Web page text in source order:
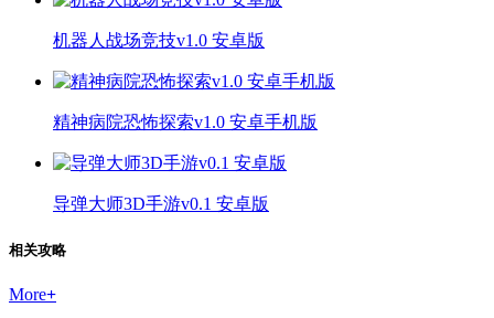
机器人战场竞技v1.0 安卓版
精神病院恐怖探索v1.0 安卓手机版
导弹大师3D手游v0.1 安卓版
相关攻略
More+